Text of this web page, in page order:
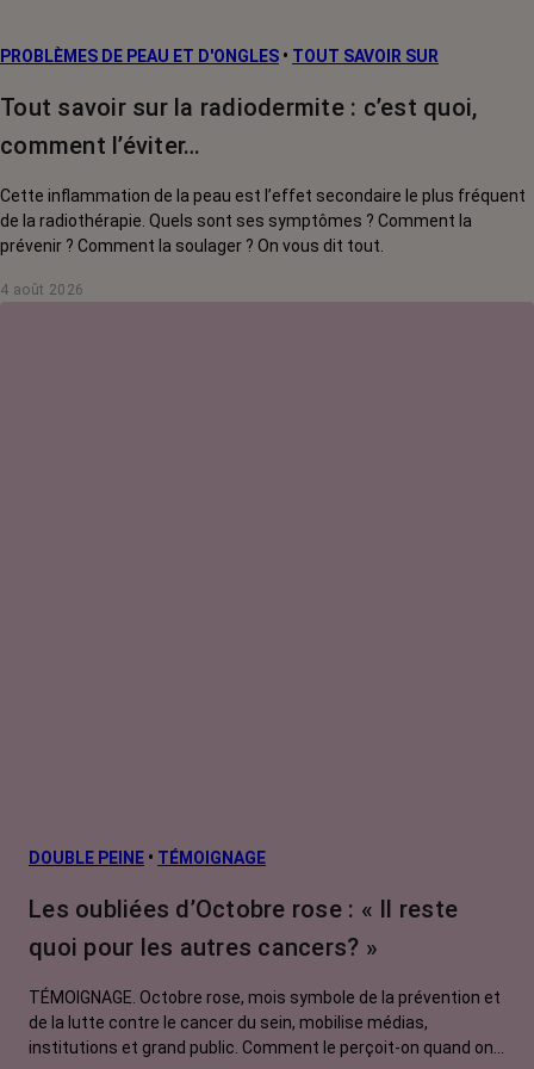
PROBLÈMES DE PEAU ET D'ONGLES • TOUT SAVOIR SUR
Tout savoir sur la radiodermite : c’est quoi,
comment l’éviter…
Cette inflammation de la peau est l’effet secondaire le plus fréquent
de la radiothérapie. Quels sont ses symptômes ? Comment la
prévenir ? Comment la soulager ? On vous dit tout.
4 août 2026
DOUBLE PEINE • TÉMOIGNAGE
Les oubliées d’Octobre rose : « Il reste
quoi pour les autres cancers? »
TÉMOIGNAGE. Octobre rose, mois symbole de la prévention et
de la lutte contre le cancer du sein, mobilise médias,
institutions et grand public. Comment le perçoit-on quand on